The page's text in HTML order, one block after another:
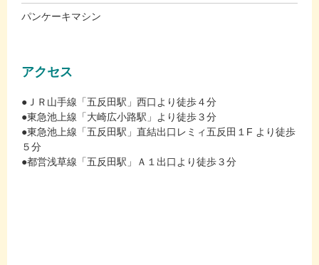
パンケーキマシン
アクセス
●ＪＲ山手線「五反田駅」西口より徒歩４分
●東急池上線「大崎広小路駅」より徒歩３分
●東急池上線「五反田駅」直結出口レミィ五反田１F より徒歩
５分
●都営浅草線「五反田駅」Ａ１出口より徒歩３分